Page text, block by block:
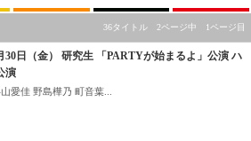
36タイトル 2ページ中 1ページ目
30日（金） 研究生 「PARTYが始まるよ」公演 ハ
演
愛佳 野島樺乃 町音葉...